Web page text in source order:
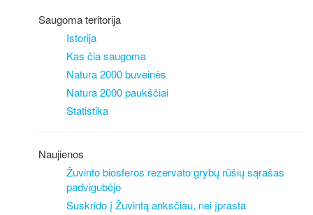
Saugoma teritorija
Istorija
Kas čia saugoma
Natura 2000 buveinės
Natura 2000 paukščiai
Statistika
Naujienos
Žuvinto biosferos rezervato grybų rūšių sąrašas
padvigubėjo
Suskrido į Žuvintą anksčiau, nei įprasta